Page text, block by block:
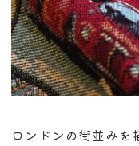
ロンドンの街並みを